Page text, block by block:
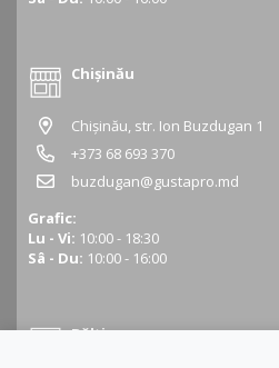
Chișinău
Chișinău, str. Ion Buzdugan 1
+373 68 693 370
buzdugan@gustapro.md
Grafic:
Lu - Vi: 10:00 - 18:30
Sâ - Du: 10:00 - 16:00
Bălți